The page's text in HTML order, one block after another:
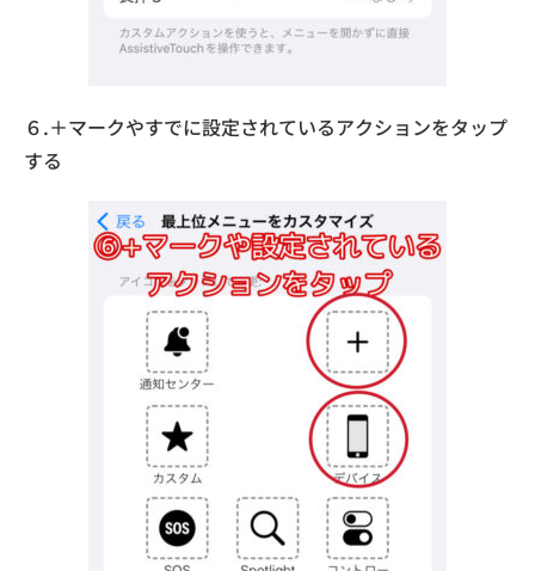
６.＋マークやすでに設定されているアクションをタップ
する